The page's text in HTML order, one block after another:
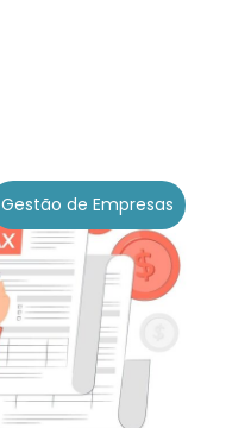
Gestão de Empresas